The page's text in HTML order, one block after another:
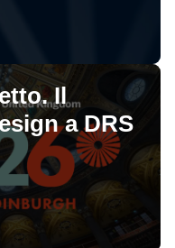
Il
a DRS